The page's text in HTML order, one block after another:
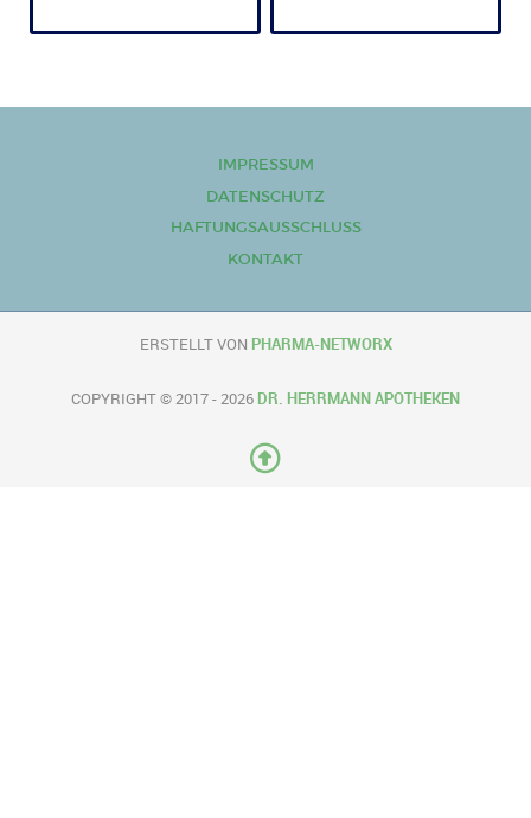
IMPRESSUM
DATENSCHUTZ
HAFTUNGSAUSSCHLUSS
KONTAKT
ERSTELLT VON PHARMA-NETWORX
COPYRIGHT © 2017 - 2026 DR. HERRMANN APOTHEKEN